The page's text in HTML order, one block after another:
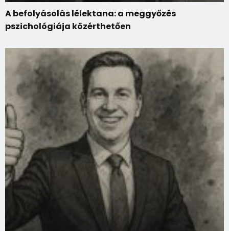
A befolyásolás lélektana: a meggyőzés
pszichológiája közérthetően